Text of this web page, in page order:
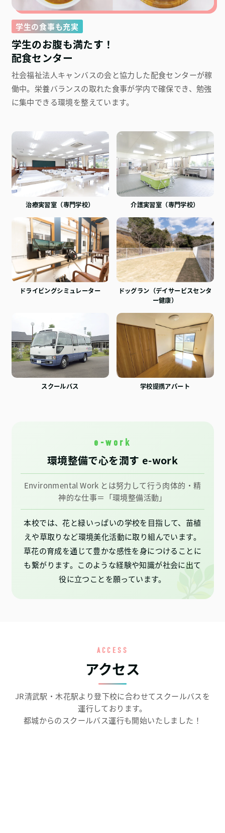
学生の食事も充実
学生のお腹も満たす！
配食センター
社会福祉法人キャンバスの会と協力した配食センターが稼
働中。栄養バランスの取れた食事が学内で確保でき、勉強
に集中できる環境を整えています。
治療実習室（専門学校） 介護実習室（専門学校）
ドライビングシミュレーター
ドッグラン（デイサービスセンタ
ー健康）
スクールバス 学校提携アパート
e-work
環境整備で心を潤す e-work
Environmental Work とは努力して行う肉体的・精
神的な仕事＝「環境整備活動」
本校では、花と緑いっぱいの学校を目指して、苗植
えや草取りなど環境美化活動に取り組んでいます。
草花の育成を通じて豊かな感性を身につけることに
も繋がります。このような経験や知識が社会に出て
役に立つことを願っています。
ACCESS
アクセス
JR清武駅・木花駅より登下校に合わせてスクールバスを
運行しております。
都城からのスクールバス運行も開始いたしました！